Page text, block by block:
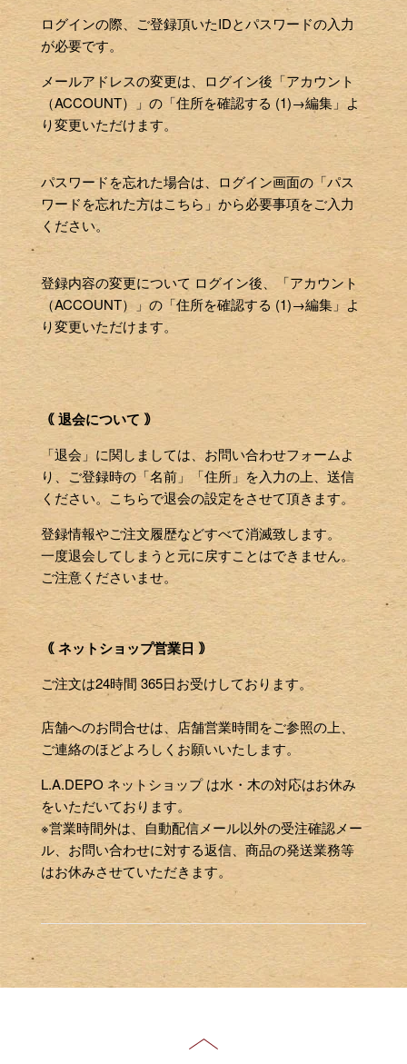
ログインの際、ご登録頂いたIDとパスワードの入力
が必要です。
メールアドレスの変更は、ログイン後「アカウント
（ACCOUNT）」の「住所を確認する (1)→編集」よ
り変更いただけます。
パスワードを忘れた場合は、ログイン画面の「パス
ワードを忘れた方はこちら」から必要事項をご入力
ください。
登録内容の変更について ログイン後、「アカウント
（ACCOUNT）」の「住所を確認する (1)→編集」よ
り変更いただけます。
｟ 退会について ｠
「退会」に関しましては、お問い合わせフォームよ
り、ご登録時の「名前」「住所」を入力の上、送信
ください。こちらで退会の設定をさせて頂きます。
登録情報やご注文履歴などすべて消滅致します。
一度退会してしまうと元に戻すことはできません。
ご注意くださいませ。
｟ ネットショップ営業日 ｠
ご注文は24時間 365日お受けしております。
店舗へのお問合せは、店舗営業時間をご参照の上、
ご連絡のほどよろしくお願いいたします。
L.A.DEPO ネットショップ は水・木の対応はお休み
をいただいております。
※営業時間外は、自動配信メール以外の受注確認メー
ル、お問い合わせに対する返信、商品の発送業務等
はお休みさせていただきます。